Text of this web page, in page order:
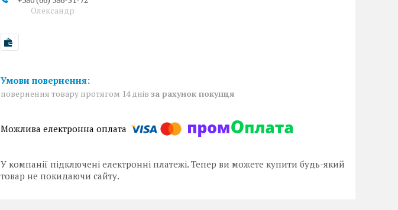
Олександр
повернення товару протягом 14 днів за рахунок покупця
У компанії підключені електронні платежі. Тепер ви можете купити будь-який
товар не покидаючи сайту.